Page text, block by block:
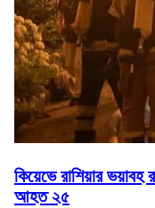
কিয়েভে রাশিয়ার
আহত ২৫